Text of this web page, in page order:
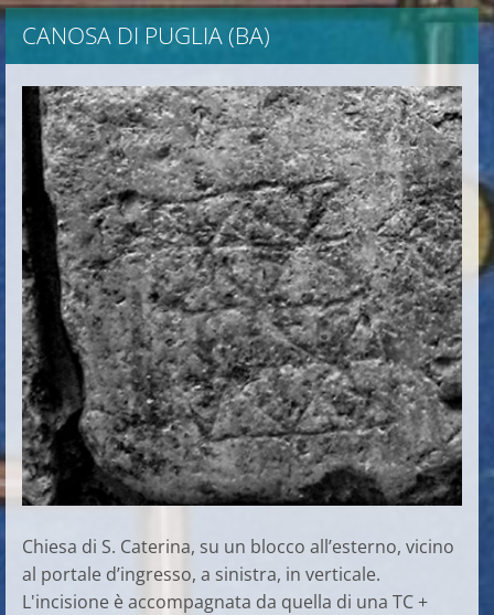
CANOSA DI PUGLIA (BA)
Chiesa di S. Caterina, su un blocco all’esterno, vicino
al portale d’ingresso, a sinistra, in verticale.
L'incisione è accompagnata da quella di una TC +